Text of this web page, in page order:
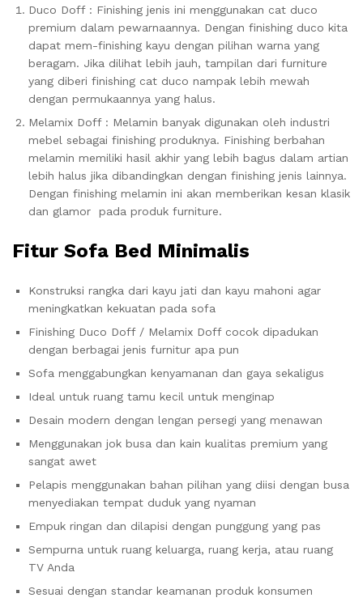
Duco Doff : Finishing jenis ini menggunakan cat duco
premium dalam pewarnaannya. Dengan finishing duco kita
dapat mem-finishing kayu dengan pilihan warna yang
beragam. Jika dilihat lebih jauh, tampilan dari furniture
yang diberi finishing cat duco nampak lebih mewah
dengan permukaannya yang halus.
Melamix Doff : Melamin banyak digunakan oleh industri
mebel sebagai finishing produknya. Finishing berbahan
melamin memiliki hasil akhir yang lebih bagus dalam artian
lebih halus jika dibandingkan dengan finishing jenis lainnya.
Dengan finishing melamin ini akan memberikan kesan klasik
dan glamor pada produk furniture.
Fitur Sofa Bed Minimalis
Konstruksi rangka dari kayu jati dan kayu mahoni agar
meningkatkan kekuatan pada sofa
Finishing Duco Doff / Melamix Doff cocok dipadukan
dengan berbagai jenis furnitur apa pun
Sofa menggabungkan kenyamanan dan gaya sekaligus
Ideal untuk ruang tamu kecil untuk menginap
Desain modern dengan lengan persegi yang menawan
Menggunakan jok busa dan kain kualitas premium yang
sangat awet
Pelapis menggunakan bahan pilihan yang diisi dengan busa
menyediakan tempat duduk yang nyaman
Empuk ringan dan dilapisi dengan punggung yang pas
Sempurna untuk ruang keluarga, ruang kerja, atau ruang
TV Anda
Sesuai dengan standar keamanan produk konsumen